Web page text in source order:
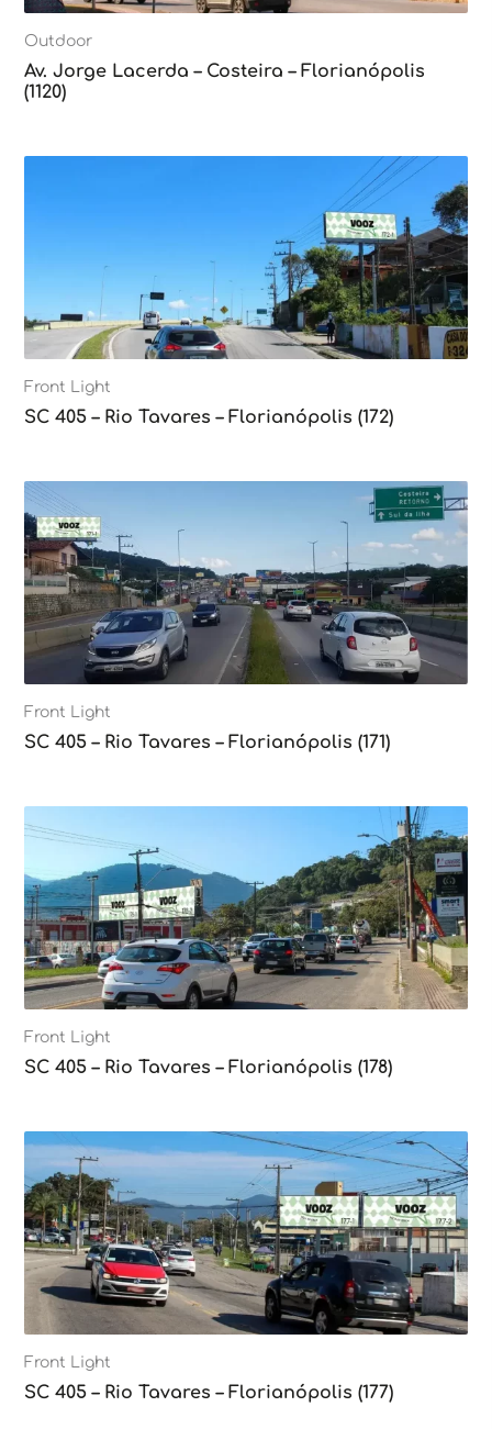
Outdoor
Av. Jorge Lacerda – Costeira – Florianópolis
(1120)
Front Light
SC 405 – Rio Tavares – Florianópolis (172)
Front Light
SC 405 – Rio Tavares – Florianópolis (171)
Front Light
SC 405 – Rio Tavares – Florianópolis (178)
Front Light
SC 405 – Rio Tavares – Florianópolis (177)